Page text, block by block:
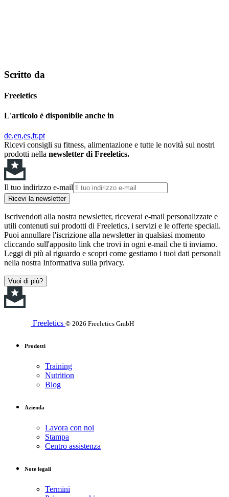
Scritto da
Freeletics
L'articolo è disponibile anche in
de en es fr pt
Ricevi consigli su fitness, alimentazione e tutte le novità sui nostri
prodotti nella newsletter di Freeletics.
Il tuo indirizzo e-mail
Ricevi la newsletter
Iscrivendoti alla nostra newsletter, riceverai e-mail personalizzate e
utili contenuti sui prodotti di Freeletics, i servizi e le offerte speciali.
Puoi annullare l'iscrizione alla newsletter in qualsiasi momento
cliccando sull'apposito link che trovi in ogni e-mail che ti inviamo.
Leggi di più al riguardo e scopri come gestiamo i tuoi dati personali
nella nostra Informativa sulla privacy.
Vuoi di più?
Freeletics © 2026 Freeletics GmbH
Prodotti
Training
Nutrition
Blog
Azienda
Lavora con noi
Stampa
Centro assistenza
Note legali
Termini